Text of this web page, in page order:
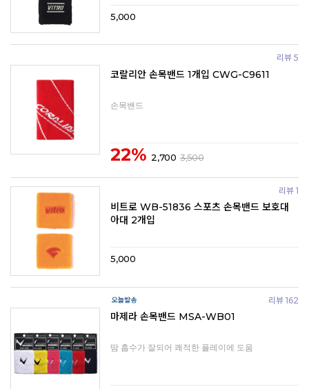
5,000
리뷰 5
코랄리안 손목밴드 1개입 CWG-C9611
손목밴드
22% 2,700 3,500
리뷰 1
비트로 WB-51836 스포츠 손목밴드 보호대
아대 2개입
5,000
리뷰 162
마제라 손목밴드 MSA-WB01
땀 흡수가 잘되어 쾌적한 플레이에 도움